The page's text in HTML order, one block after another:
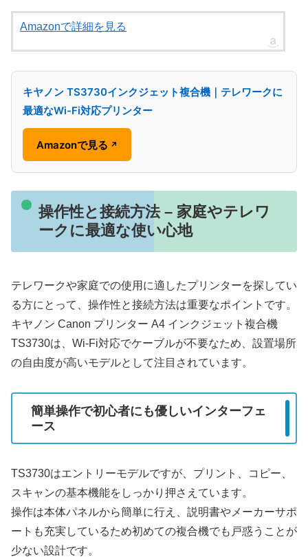
Amazonで詳細を見る
キヤノン TS3730インクジェット複合機｜テレワークに
最適なWi-Fi対応プリンター
Amazonで見る ↗
操作性と接続方法 – 家庭やテレワ
ークに最適な使い心地
テレワークや家庭での使用に適したプリンターを探してい
る方にとって、操作性と接続方法は重要なポイントです。
キヤノン Canon プリンター A4 インクジェット複合機
TS3730は、Wi-Fi対応でケーブルが不要なため、設置場所
の自由度が高いモデルとして注目されています。
簡単操作で初心者にも優しいインターフェ
ース
TS3730はエントリーモデルですが、プリント、コピー、
スキャンの基本機能をしっかり押さえています。
操作は本体パネルから簡単に行え、説明書やメーカーサポ
ートも充実しているため初めての複合機でも戸惑うことが
少ない設計です。